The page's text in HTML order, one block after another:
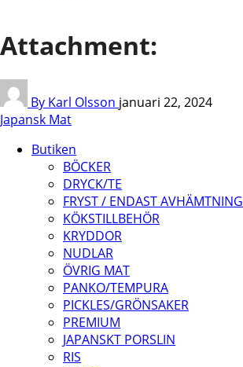
Attachment:
By Karl Olsson januari 22, 2024
Japansk Mat
Butiken
BÖCKER
DRYCK/TE
FRYST / ENDAST AVHÄMTNING
KÖKSTILLBEHÖR
KRYDDOR
NUDLAR
ÖVRIG MAT
PANKO/TEMPURA
PICKLES/GRÖNSAKER
PREMIUM
JAPANSKT PORSLIN
RIS